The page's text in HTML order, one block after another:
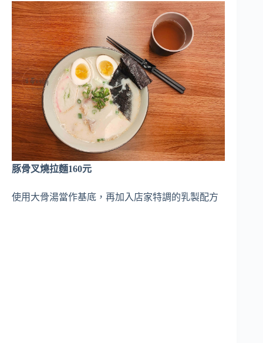
豚骨叉燒拉麵160元
使用大骨湯當作基底，再加入店家特調的乳製配方